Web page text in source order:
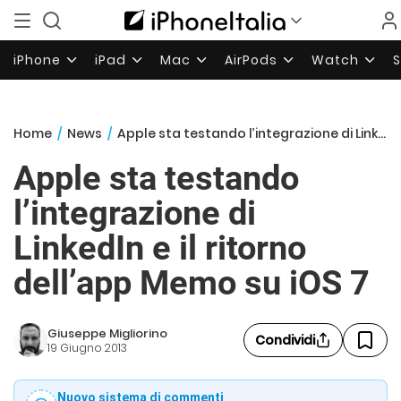
iPhone iPad Mac AirPods Watch
Home / News / Apple sta testando l’integrazione di LinkedIn e il ritorno dell’app Memo su iOS 7
Apple sta testando
l’integrazione di
LinkedIn e il ritorno
dell’app Memo su iOS 7
Giuseppe Migliorino
19 Giugno 2013 Condividi
Nuovo sistema di commenti